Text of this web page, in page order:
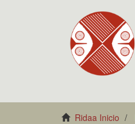
Ridaa Inicio